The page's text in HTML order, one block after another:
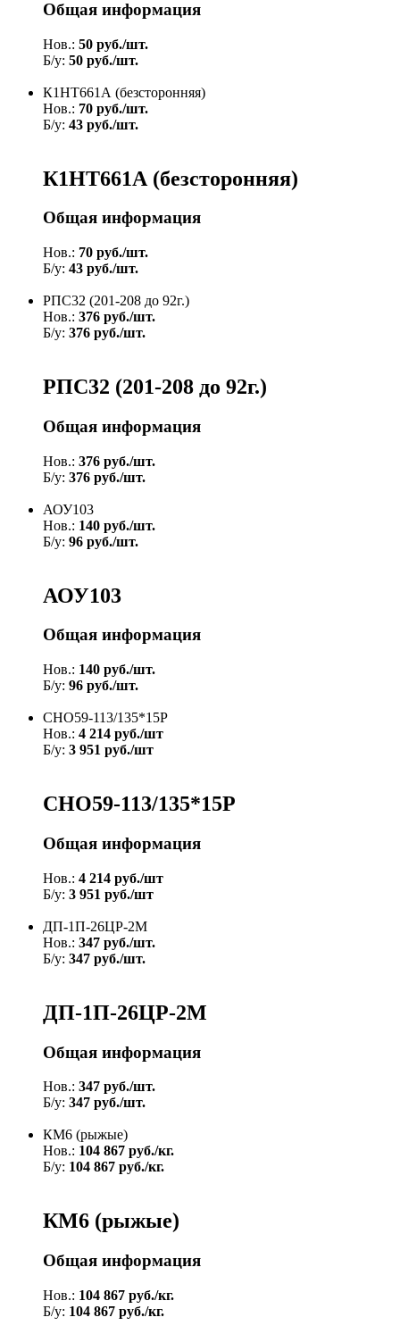
Общая информация
Нов.: 50 руб./шт.
Б/у: 50 руб./шт.
К1НТ661А (безсторонняя)
Нов.: 70 руб./шт.
Б/у: 43 руб./шт.
К1НТ661А (безсторонняя)
Общая информация
Нов.: 70 руб./шт.
Б/у: 43 руб./шт.
РПС32 (201-208 до 92г.)
Нов.: 376 руб./шт.
Б/у: 376 руб./шт.
РПС32 (201-208 до 92г.)
Общая информация
Нов.: 376 руб./шт.
Б/у: 376 руб./шт.
АОУ103
Нов.: 140 руб./шт.
Б/у: 96 руб./шт.
АОУ103
Общая информация
Нов.: 140 руб./шт.
Б/у: 96 руб./шт.
СНО59-113/135*15Р
Нов.: 4 214 руб./шт
Б/у: 3 951 руб./шт
СНО59-113/135*15Р
Общая информация
Нов.: 4 214 руб./шт
Б/у: 3 951 руб./шт
ДП-1П-26ЦР-2М
Нов.: 347 руб./шт.
Б/у: 347 руб./шт.
ДП-1П-26ЦР-2М
Общая информация
Нов.: 347 руб./шт.
Б/у: 347 руб./шт.
КМ6 (рыжые)
Нов.: 104 867 руб./кг.
Б/у: 104 867 руб./кг.
КМ6 (рыжые)
Общая информация
Нов.: 104 867 руб./кг.
Б/у: 104 867 руб./кг.